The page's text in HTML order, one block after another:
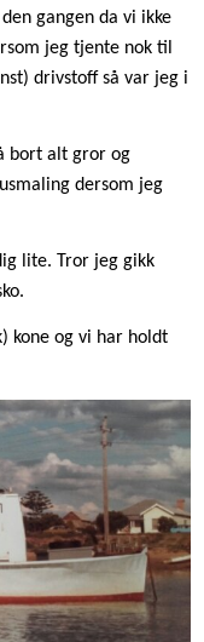
gangen da vi ikke
jeg tjente nok til
drivstoff så var jeg i
bort alt gror og
dersom jeg
lite. Tror jeg gikk
kone og vi har holdt